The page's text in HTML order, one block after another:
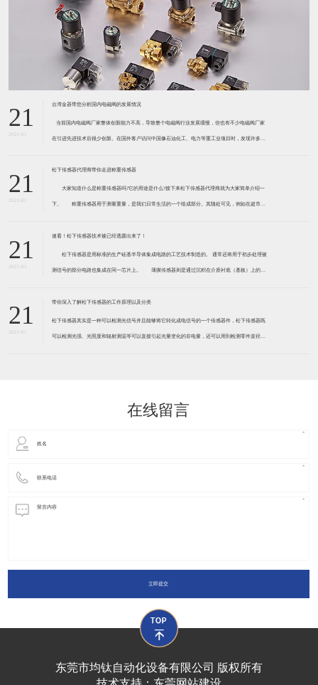
21
2021-01
台湾金器带您分析国内电磁阀的发展情况
​ 当前国内电磁阀厂家整体创新能力不高，导致整个电磁阀行业发展缓慢，但也有不少电磁阀厂家
在引进先进技术后很少创新。在国外客户访问中国像石油化工、电力等重工业项目时，发现许多项
21
2021-01
松下传感器代理商带你走进称重传感器
大家知道什么是称重传感器吗?它的用途是什么?接下来松下传感器代理商就为大家简单介绍一
下。 称重传感器用于测量重量，是我们日常生活的一个组成部分。其随处可见，例如在超市柜
带有应变片的弹性体组成。弹性体通常由钢
21
2021-01
速看！松下传感器技术被已经透露出来了！
松下传感器是用标准的生产硅基半导体集成电路的工艺技术制造的。 通常还将用于初步处理被
测信号的部分电路也集成在同一芯片上。 薄膜传感器则是通过沉积在介质衬底（基板）上的，
器是利用相应材料的浆料，涂覆在陶瓷基片上
21
2021-01
带你深入了解松下传感器的工作原理以及分类
松下传感器其实是一种可以检测光信号并且能够将它转化成电信号的一个传感器件，松下传感器既
可以检测光强、光照度和辐射测温等可以直接引起光量变化的非电量，还可以用到检测零件直径、
在线留言
立即提交
东莞市均钛自动化设备有限公司 版权所有